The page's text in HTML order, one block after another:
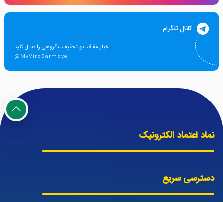
کانال تلگرام
اخبار مقالات و تخفیفات گروهی را دنبال کنید
@MyViraSarmaye
نماد اعتماد الکترونیک
دسترسی سریع